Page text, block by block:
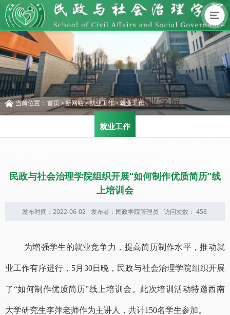
当前位置： 首页 新网站 就业工作 就业工作
就业工作
民政与社会治理学院组织开展“如何制作优质简历”线
上培训会
发布时间：2022-06-02 发布者：民政学院管理员 访问次数： 458
为增强学生的就业竞争力，提高简历制作水平，推动就
业工作有序进行 ， 5月30日晚，民政与社会治理学院组织开展
了“如何制作优质简历”线上培训会。此次培训活动特邀西南
大学研究生李萍老师作为主讲人，共计150名学生参加。